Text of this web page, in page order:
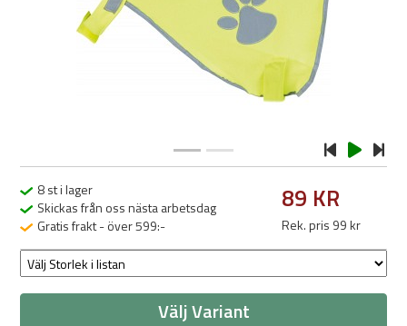
Previous
8 st i lager
Skickas från oss nästa arbetsdag
Gratis frakt - över 599:-
89 KR
Rek. pris 99 kr
Välj Variant